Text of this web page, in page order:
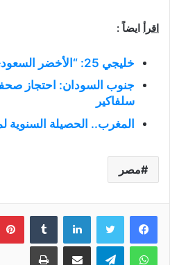
اقرأ ايضاً :
خليجي 25: “الأخضر السعودي” يسعى للتأهل المبكر
جنوب السودان: احتجاز
سلفاكير
المغرب.. الحصيلة السنوية
مصر
فيسبوك تويتر لينكدإن
واتساب تيلقرام مشاركة عبر البريد طباعة